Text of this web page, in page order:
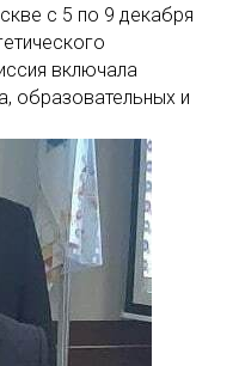
с 5 по 9 декабря
включала
образовательных и